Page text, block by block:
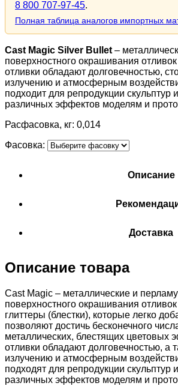
8 800 707-97-45.
Полная таблица аналогов импортных
Cast Magic Silver Bullet –
поверхностного окрашивания
отливки обладают долговечностью,
излучению и атмосферным
подходит для репродукции скульптур
различных эффектов моделям и
Расфасовка, кг: 0,014
Фасовка:
Описание
Доставка
Описание товара
Cast Magic – металлические и
поверхностного окрашивания
глиттеры (блестки), которые легко
позволяют достичь бесконечного
металлических, блестящих цветовых
отливки обладают долговечностью, а
излучению и атмосферным
подходят для репродукции скульптур
различных эффектов моделям и